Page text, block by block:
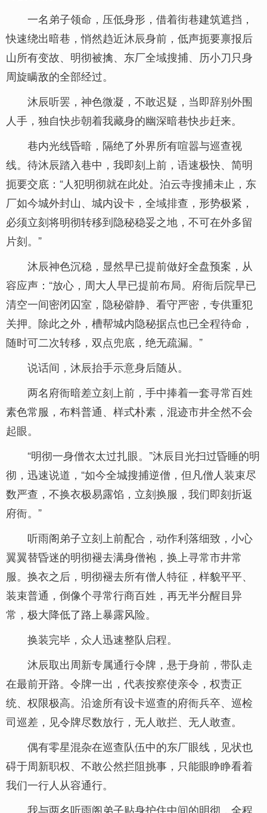
一名弟子领命，压低身形，借着街巷建筑遮挡，
快速绕出暗巷，悄然趋近沐辰身前，低声扼要禀报后
山所有变故、明彻被擒、东厂全域搜捕、历小刀只身
周旋瞒敌的全部经过。
沐辰听罢，神色微凝，不敢迟疑，当即辞别外围
人手，独自快步朝着我藏身的幽深暗巷快步赶来。
巷内光线昏暗，隔绝了外界所有喧嚣与巡查视
线。待沐辰踏入巷中，我即刻上前，语速极快、简明
扼要交底：“人犯明彻就在此处。泊云寺搜捕未止，东
厂如今城外封山、城内设卡，全域排查，形势极紧，
必须立刻将明彻转移到隐秘稳妥之地，不可在外多留
片刻。”
沐辰神色沉稳，显然早已提前做好全盘预案，从
容应声：“放心，周大人早已提前布局。府衙后院早已
清空一间密闭囚室，隐秘僻静、看守严密，专供重犯
关押。除此之外，槽帮城内隐秘据点也已全程待命，
随时可二次转移，双点兜底，绝无疏漏。”
说话间，沐辰抬手示意身后随从。
两名府衙暗差立刻上前，手中捧着一套寻常百姓
素色常服，布料普通、样式朴素，混迹市井全然不会
起眼。
“明彻一身僧衣太过扎眼。”沐辰目光扫过昏睡的明
彻，迅速说道，“如今全城搜捕逆僧，但凡僧人装束尽
数严查，不换衣极易露馅，立刻换服，我们即刻折返
府衙。”
听雨阁弟子立刻上前配合，动作利落细致，小心
翼翼替昏迷的明彻褪去满身僧袍，换上寻常市井常
服。换衣之后，明彻褪去所有僧人特征，样貌平平、
装束普通，倒像个寻常行商百姓，再无半分醒目异
常，极大降低了路上暴露风险。
换装完毕，众人迅速整队启程。
沐辰取出周新专属通行令牌，悬于身前，带队走
在最前开路。令牌一出，代表按察使亲令，权责正
统、权限极高。沿途所有设卡巡查的府衙兵卒、巡检
司巡差，见令牌尽数放行，无人敢拦、无人敢查。
偶有零星混杂在巡查队伍中的东厂眼线，见状也
碍于周新职权、不敢公然拦阻挑事，只能眼睁睁看着
我们一行人从容通行。
我与两名听雨阁弟子贴身护住中间的明彻，全程